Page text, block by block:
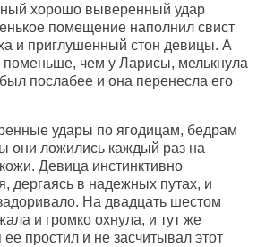
хорошо выверенный удар
помещение наполнил свист
и приглушенный стон девицы. А
поменьше, чем у Ларисы, мелькнула
послабее и она перенесла его
удары по ягодицам, бедрам
они ложились каждый раз на
Девица инстинктивно
дергаясь в надежных путах, и
На двадцать шестом
и громко охнула, и тут же
простил и не засчитывал этот